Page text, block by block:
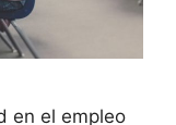
en el empleo